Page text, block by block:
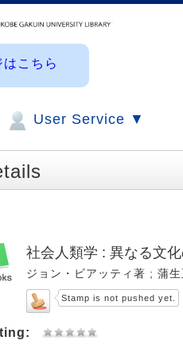
こちら
User Service ▼
社会人類学 : 異なる文
ジョン・ビアッティ著 ; 蒲
Stamp is not pushed yet.